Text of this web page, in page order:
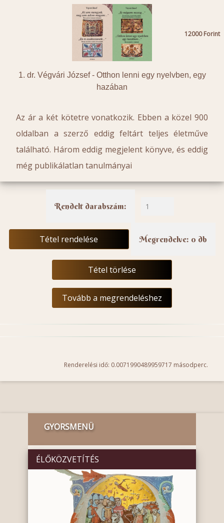
1. dr. Végvári József - Otthon lenni egy nyelvben, egy
hazában
12000
Az ár a két kötetre vonatkozik. Ebben a közel 900
oldalban a szerző eddig feltárt teljes életműve
található. Három eddig megjelent könyve, és eddig
még publikálatlan tanulmányai
Rendelt darabszám:
Tétel rendelése Megrendelve: 0 db
Tétel törlése
Tovább a megrendeléshez
Renderelési idő: 0.0071990489959717 másodperc.
GYORSMENÜ
ÉLŐKÖZVETÍTÉS